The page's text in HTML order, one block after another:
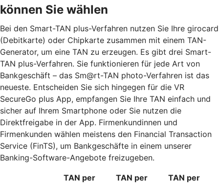
können Sie wählen
Bei den Smart-TAN plus-Verfahren nutzen Sie Ihre girocard
(Debitkarte) oder Chipkarte zusammen mit einem TAN-
Generator, um eine TAN zu erzeugen. Es gibt drei Smart-
TAN plus-Verfahren. Sie funktionieren für jede Art von
Bankgeschäft – das Sm@rt-TAN photo-Verfahren ist das
neueste. Entscheiden Sie sich hingegen für die VR
SecureGo plus App, empfangen Sie Ihre TAN einfach und
sicher auf Ihrem Smartphone oder Sie nutzen die
Direktfreigabe in der App. Firmenkundinnen und
Firmenkunden wählen meistens den Financial Transaction
Service (FinTS), um Bankgeschäfte in einem unserer
Banking-Software-Angebote freizugeben.
TAN per
TAN per
TAN per